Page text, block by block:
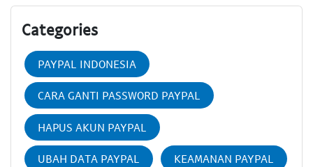
Categories
PAYPAL INDONESIA
CARA GANTI PASSWORD PAYPAL
HAPUS AKUN PAYPAL
UBAH DATA PAYPAL KEAMANAN PAYPAL